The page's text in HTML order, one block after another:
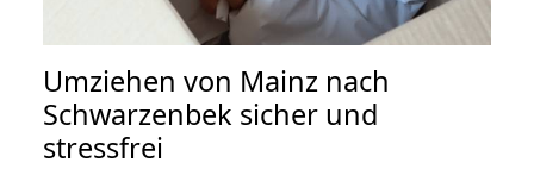
Umziehen von Mainz nach
Schwarzenbek sicher und
stressfrei